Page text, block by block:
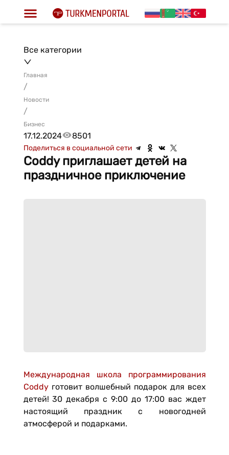
Все категории
Главная
/
Новости
/
Бизнес
17.12.2024 8501
Поделиться в социальной сети
Coddy приглашает детей на
праздничное приключение
Международная школа программирования
Coddyготовит волшебный подарок для всех
детей! 30 декабря с 9:00 до 17:00 вас ждет
настоящий праздник с новогодней
атмосферой и подарками.